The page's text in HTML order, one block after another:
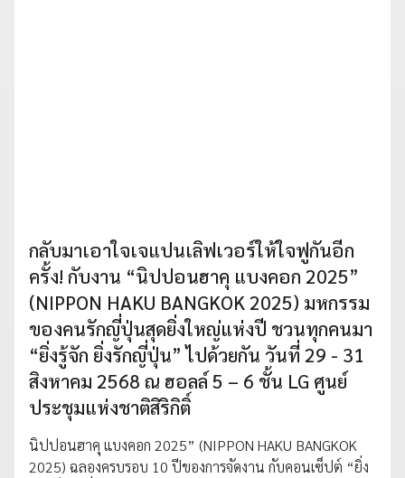
กลับมาเอาใจเจแปนเลิฟเวอร์ให้ใจฟูกันอีก
ครั้ง! กับงาน “นิปปอนฮาคุ แบงคอก 2025”
(NIPPON HAKU BANGKOK 2025) มหกรรม
ของคนรักญี่ปุ่นสุดยิ่งใหญ่แห่งปี ชวนทุกคนมา
“ยิ่งรู้จัก ยิ่งรักญี่ปุ่น” ไปด้วยกัน วันที่ 29 - 31
สิงหาคม 2568 ณ ฮอลล์ 5 – 6 ชั้น LG ศูนย์
ประชุมแห่งชาติสิริกิติ์
นิปปอนฮาคุ แบงคอก 2025” (NIPPON HAKU BANGKOK
2025) ฉลองครบรอบ 10 ปีของการจัดงาน กับคอนเซ็ปต์ “ยิ่ง